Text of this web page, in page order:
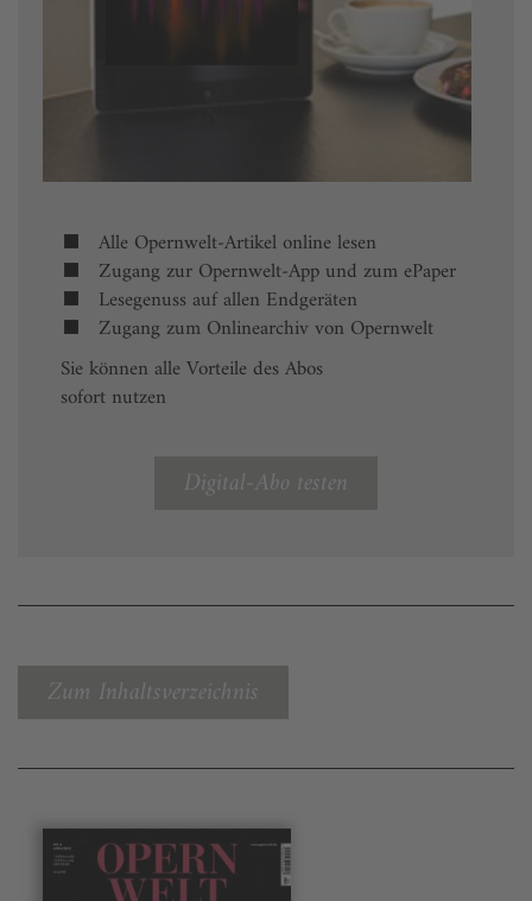
Alle Opernwelt-Artikel online lesen
Zugang zur Opernwelt-App und zum ePaper
Lesegenuss auf allen Endgeräten
Zugang zum Onlinearchiv von Opernwelt
Sie können alle Vorteile des Abos
sofort nutzen
Digital-Abo testen
Zum Inhaltsverzeichnis